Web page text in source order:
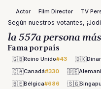
Actor Film Director TV
Según nuestros votantes,
la 557a persona
Fama por país
🇬🇧Reino Unido#43 🇩🇰
🇨🇦Canadá#330 🇩🇪
🇧🇪Bélgica#686 🇸🇬